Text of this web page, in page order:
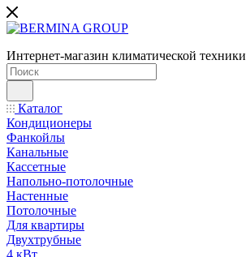
Интернет-магазин климатической техники
Каталог
Кондиционеры
Фанкойлы
Канальные
Кассетные
Напольно-потолочные
Настенные
Потолочные
Для квартиры
Двухтрубные
4 кВт